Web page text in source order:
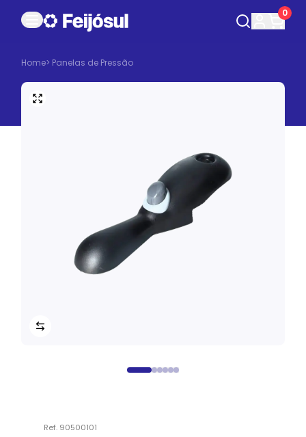
0
Home> Panelas de Pressão
Ref. 90500101